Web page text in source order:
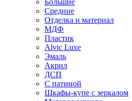
Большие
Средние
Отделка и материал
МДФ
Пластик
Alvic Luxe
Эмаль
Акрил
ДСП
С патиной
Шкафы-купе с зеркалом